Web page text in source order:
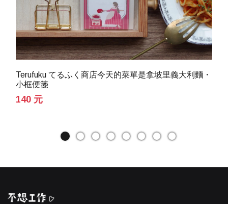
Terufuku てるふく商店今天的菜單是拿坡里義大利麵・
小框便箋
140 元